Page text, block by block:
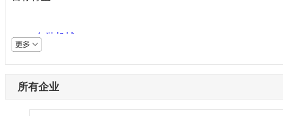
中低压变频器
工业以太网
激光设备
其他机械设备
机器视觉
山西
内蒙古
辽宁
吉林
包装机械
采矿机械
电子制造
纺织机械
供水处理
所有企业